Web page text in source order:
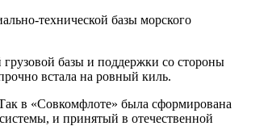
технической базы морского
базы и поддержки со стороны
встала на ровный киль.
в «Совкомфлоте» была сформирована
и принятый в отечественной